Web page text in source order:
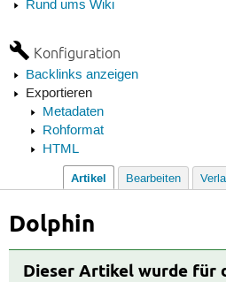
Rund ums Wiki
Konfiguration
Backlinks anzeigen
Exportieren
Metadaten
Rohformat
HTML
Artikel Bearbeiten
Dolphin
Dieser Artikel wurde für